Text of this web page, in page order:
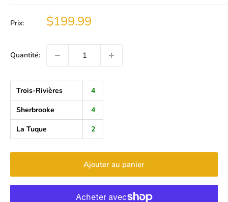
Prix: Prix
$199.99
Quantité:
Trois-Rivières
4
Sherbrooke
4
La Tuque
2
Ajouter au panier